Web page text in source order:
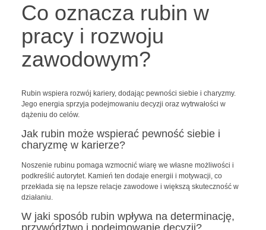
Co oznacza rubin w
pracy i rozwoju
zawodowym?
Rubin wspiera rozwój kariery, dodając pewności siebie i charyzmy.
Jego energia sprzyja podejmowaniu decyzji oraz wytrwałości w
dążeniu do celów.
Jak rubin może wspierać pewność siebie i
charyzmę w karierze?
Noszenie rubinu pomaga wzmocnić wiarę we własne możliwości i
podkreślić autorytet. Kamień ten dodaje energii i motywacji, co
przekłada się na lepsze relacje zawodowe i większą skuteczność w
działaniu.
W jaki sposób rubin wpływa na determinację,